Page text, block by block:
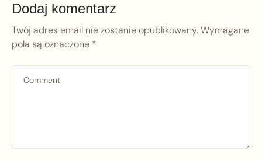
Dodaj komentarz
Twój adres email nie zostanie opublikowany.Wymagane
pola są oznaczone *